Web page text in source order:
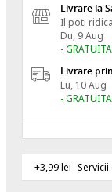
Livrare la
Il poti
Du, 9 Aug
- GRATUITA
Livrare
Lu, 10 Aug
- GRATUITA
+3,99 lei